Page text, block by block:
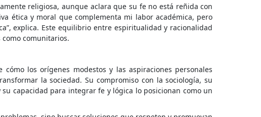
religiosa, aunque aclara que su fe no está reñida con
ética y moral que complementa mi labor académica, pero
explica. Este equilibrio entre espiritualidad y racionalidad
comunitarios.
los orígenes modestos y las aspiraciones personales
la sociedad. Su compromiso con la sociología, su
capacidad para integrar fe y lógica lo posicionan como un